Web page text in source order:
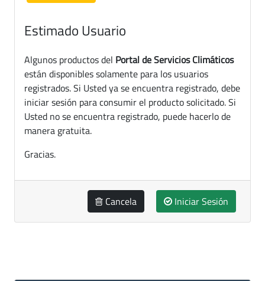
Estimado Usuario
Algunos productos del Portal de Servicios Climáticos
están disponibles solamente para los usuarios
registrados. Si Usted ya se encuentra registrado, debe
iniciar sesión para consumir el producto solicitado. Si
Usted no se encuentra registrado, puede hacerlo de
manera gratuita.
Gracias.
Cancela Iniciar Sesión